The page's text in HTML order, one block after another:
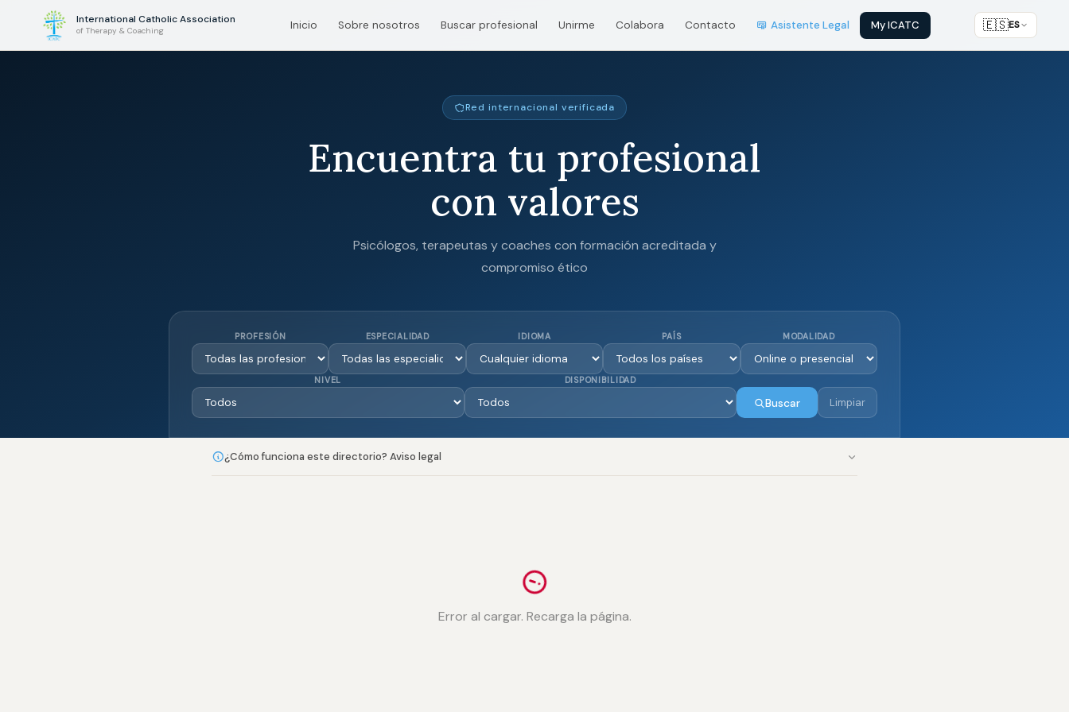
International Catholic Association
of Therapy & Coaching Inicio Sobre nosotros Buscar profesional Unirme Colabora Contacto Asistente Legal My ICATC 🇪🇸ES
Red internacional verificada
Encuentra tu profesional
con valores
Psicólogos, terapeutas y coaches con formación acreditada y
compromiso ético
PROFESIÓN ESPECIALIDAD IDIOMA PAÍS MODALIDAD
NIVEL DISPONIBILIDAD
Buscar Limpiar
¿Cómo funciona este directorio? Aviso legal
Error al cargar. Recarga la página.